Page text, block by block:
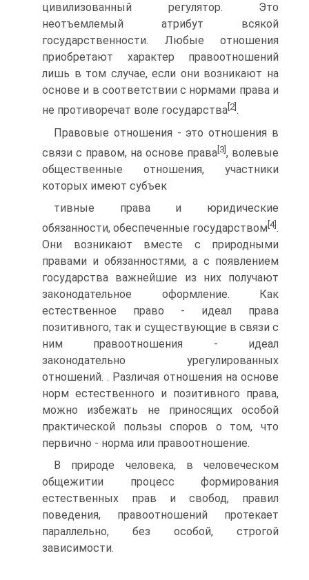
цивилизованный регулятор. Это
неотъемлемый атрибут всякой
государственности. Любые отношения
приобретают характер правоотношений
лишь в том случае, если они возникают на
основе и в соответствии с нормами права и
не противоречат воле государства [2].
Правовые отношения - это отношения в
связи с правом, на основе права[3], волевые
общественные отношения, участники
которых имеют субъек
тивные права и юридические
обязанности, обеспеченные государством [4].
Они возникают вместе с природными
правами и обязанностями, а с появлением
государства важнейшие из них получают
законодательное оформление. Как
естественное право - идеал права
позитивного, так и существующие в связи с
ним правоотношения - идеал
законодательно урегулированных
отношений. . Различая отношения на основе
норм естественного и позитивного права,
можно избежать не приносящих особой
практической пользы споров о том, что
первично - норма или правоотношение.
В природе человека, в человеческом
общежитии процесс формирования
естественных прав и свобод, правил
поведения, правоотношений протекает
параллельно, без особой, строгой
зависимости.